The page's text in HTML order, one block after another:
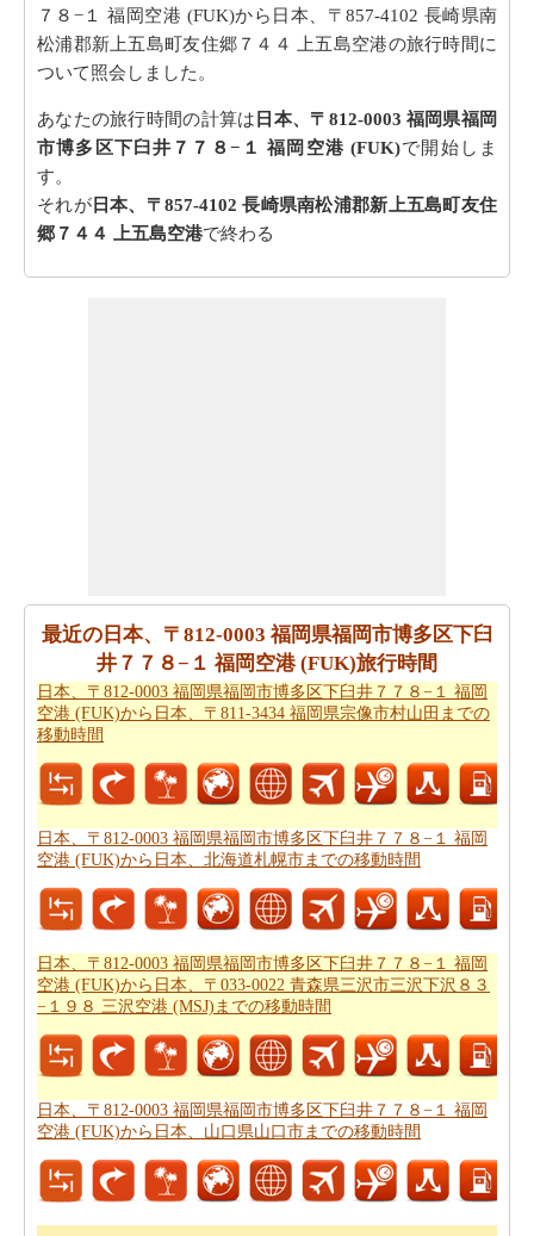
７８−１ 福岡空港 (FUK)から日本、〒857-4102 長崎県南
松浦郡新上五島町友住郷７４４ 上五島空港の旅行時間に
ついて照会しました。
あなたの旅行時間の計算は 日本、〒812-0003 福岡県福岡
市博多区下臼井７７８−１ 福岡空港 (FUK)で開始しま
す。
それが日本、〒857-4102 長崎県南松浦郡新上五島町友住
郷７４４ 上五島空港で終わる
あなたは地図上の位置を確認したいですか？日本、〒
要があります。日本、〒812-0003 福岡県福岡市博多区下
臼井７７８−１ 福岡空港 (FUK)から日本、〒857-4102 長
崎県南松浦郡新上五島町友住郷７４４ 上五島空港までの
距離を探します
日本、〒812-0003 福岡県福岡市博多区下臼井７７８−１
福岡空港 (FUK) から日本、〒857-4102 長崎県南松浦郡新
上五島町友住郷７４４ 上五島空港まで 飛行機で飛びま
岡県福岡市博多区下臼井７７８−１ 福岡空港 (FUK)から日
上五島空港までの飛行距離
確認してください。
日本、〒812-0003 福岡県福岡市博多区下臼井７７８−１
福岡空港 (FUK)から日本、〒857-4102 長崎県南松浦郡新
上五島町友住郷７４４ 上五島空港までの旅行
ついては、旅行の要約を取得します。
あなたはいつも道路で旅行中に多くの時間を費やすこと
はできません。あなたは飛行機で行く方が良いかもしれ
ません。日本、〒812-0003 福岡県福岡市博多区下臼井７
７８−１ 福岡空港 (FUK)から日本、〒857-4102 長崎県南
松浦郡新上五島町友住郷７４４ 上五島空港までの飛行時
間をもらいます。
最近の日本、〒812-0003 福岡県福岡市博多区下臼
井７７８−１ 福岡空港 (FUK)旅行時間
日本、〒812-0003 福岡県福岡市博多区下臼井７７８−１ 福岡
空港 (FUK)から日本、〒811-3434 福岡県宗像市村山田までの
移動時間
日本、〒812-0003 福岡県福岡市博多区下臼井７７８−１ 福岡
空港 (FUK)から日本、北海道札幌市までの移動時間
日本、〒812-0003 福岡県福岡市博多区下臼井７７８−１ 福岡
空港 (FUK)から日本、〒033-0022 青森県三沢市三沢下沢８３
−１９８ 三沢空港 (MSJ)までの移動時間
日本、〒812-0003 福岡県福岡市博多区下臼井７７８−１ 福岡
空港 (FUK)から日本、山口県山口市までの移動時間